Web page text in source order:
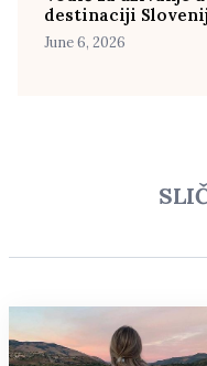
destinaciji
June 6, 2026